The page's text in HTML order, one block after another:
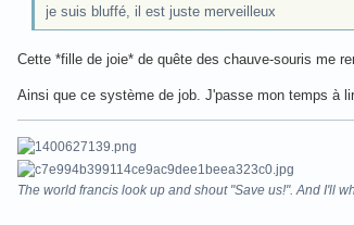
je suis bluffé, il est juste merveilleux
Cette *fille de joie* de quête des chauve-souris me
Ainsi que ce système de job. J'passe mon temps à
The world francis look up and shout "Save us!". And I'll